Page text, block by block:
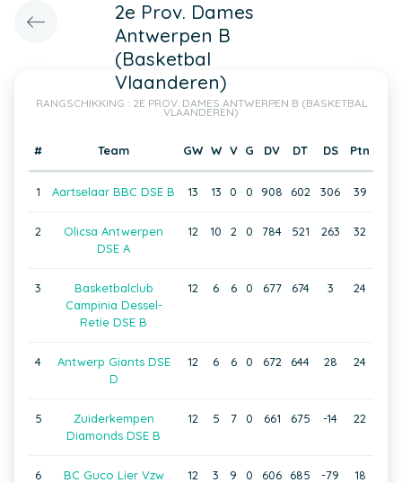
2e Prov. Dames
Antwerpen B
(Basketbal
Vlaanderen)
RANGSCHIKKING : 2E PROV. DAMES ANTWERPEN B (BASKETBAL
VLAANDEREN)
# Team GW W V G DV DT DS Ptn
1 Aartselaar BBC DSE B 13 13 0 0 908 602 306 39
2
Olicsa Antwerpen
DSE A
12 10 2 0 784 521 263 32
3
Basketbalclub
Campinia Dessel-
Retie DSE B
12 6 6 0 677 674 3 24
4
Antwerp Giants DSE
D
12 6 6 0 672 644 28 24
5
Zuiderkempen
Diamonds DSE B
12 5 7 0 661 675 -14 22
6
BC Guco Lier Vzw
12 3 9 0 606 685 -79 18